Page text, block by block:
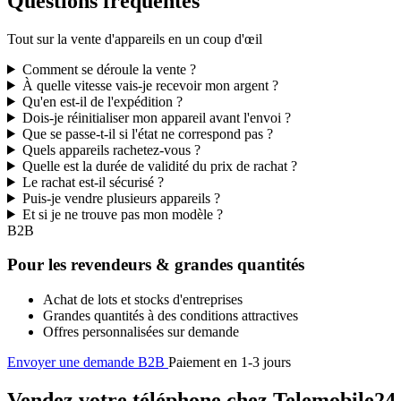
Tout sur la vente d'appareils en un coup d'œil
Comment se déroule la vente ?
À quelle vitesse vais-je recevoir mon argent ?
Qu'en est-il de l'expédition ?
Dois-je réinitialiser mon appareil avant l'envoi ?
Que se passe-t-il si l'état ne correspond pas ?
Quels appareils rachetez-vous ?
Quelle est la durée de validité du prix de rachat ?
Le rachat est-il sécurisé ?
Puis-je vendre plusieurs appareils ?
Et si je ne trouve pas mon modèle ?
B2B
Pour les revendeurs & grandes quantités
Achat de lots et stocks d'entreprises
Grandes quantités à des conditions attractives
Offres personnalisées sur demande
Envoyer une demande B2B Paiement en 1-3 jours